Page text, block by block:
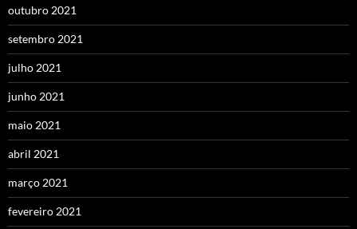
outubro 2021
setembro 2021
julho 2021
junho 2021
maio 2021
abril 2021
março 2021
fevereiro 2021